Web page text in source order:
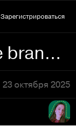
Зарегистрироваться
Sun & Moon Cafe branding
23 октября 2025